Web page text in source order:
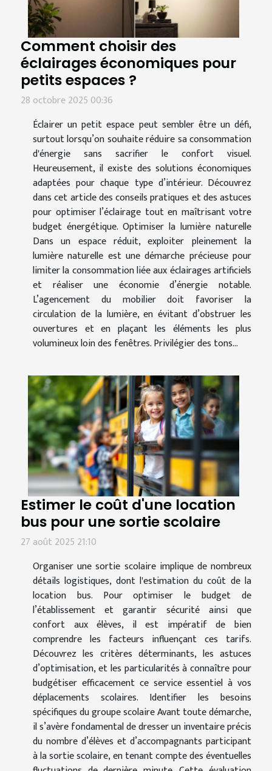
Comment choisir des
éclairages économiques pour
petits espaces ?
28 octobre 2025 00:36
Éclairer un petit espace peut sembler être un défi,
surtout lorsqu’on souhaite réduire sa consommation
d'énergie sans sacrifier le confort visuel.
Heureusement, il existe des solutions économiques
adaptées pour chaque type d’intérieur. Découvrez
dans cet article des conseils pratiques et des astuces
pour optimiser l’éclairage tout en maîtrisant votre
budget énergétique. Optimiser la lumière naturelle
Dans un espace réduit, exploiter pleinement la
lumière naturelle est une démarche précieuse pour
limiter la consommation liée aux éclairages artificiels
et réaliser une économie d’énergie notable.
L’agencement du mobilier doit favoriser la
circulation de la lumière, en évitant d’obstruer les
ouvertures et en plaçant les éléments les plus
volumineux loin des fenêtres. Privilégier des tons...
Estimer le coût d'une location
bus pour une sortie scolaire
27 août 2025 21:10
Organiser une sortie scolaire implique de nombreux
détails logistiques, dont l'estimation du coût de la
location bus. Pour optimiser le budget de
l’établissement et garantir sécurité ainsi que
confort aux élèves, il est impératif de bien
comprendre les facteurs influençant ces tarifs.
Découvrez les critères déterminants, les astuces
d’optimisation, et les particularités à connaître pour
budgétiser efficacement ce service essentiel à vos
déplacements scolaires. Identifier les besoins
spécifiques du groupe scolaire Avant toute démarche,
il s’avère fondamental de dresser un inventaire précis
du nombre d’élèves et d’accompagnants participant
à la sortie scolaire, en tenant compte des éventuelles